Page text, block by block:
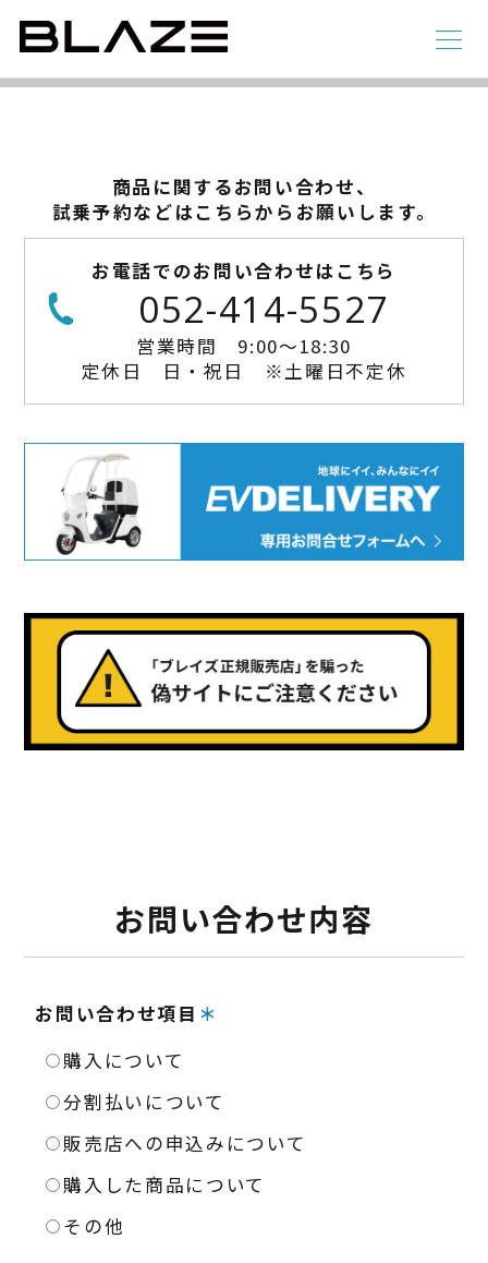
電動アシスト自転車
STYLE e-BIKE
¥225,454（税込¥248,000）
詳細を見る
近くの店舗を見る
購入する
よくある質問
CONTACT
商品に関するお問い合わせ、
試乗予約などはこちらからお願いします。
お電話でのお問い合わせはこちら
052-414-5527
営業時間 9:00～18:30
定休日 日・祝日 ※土曜日不定休
お問い合わせ内容
お問い合わせ項目
購入について
分割払いについて
販売店への申込みについて
購入した商品について
その他